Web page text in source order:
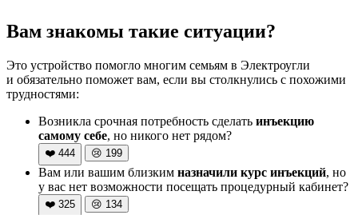
Вам знакомы такие ситуации?
Это устройство помогло многим семьям в Электроугли
и обязательно поможет вам, если вы столкнулись с похожими
трудностями:
Возникла срочная потребность сделать инъекцию
самому себе, но никого нет рядом?
❤️ 444 😢 199
Вам или вашим близким назначили курс инъекций, но
у вас нет возможности посещать процедурный кабинет?
❤️ 325 😢 134